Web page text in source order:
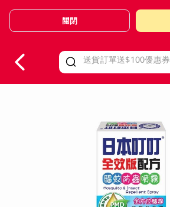
Valid Until 30 June 2026
關閉